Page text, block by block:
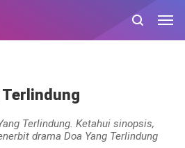
Terlindung
Terlindung. Ketahui sinopsis,
drama Doa Yang Terlindung